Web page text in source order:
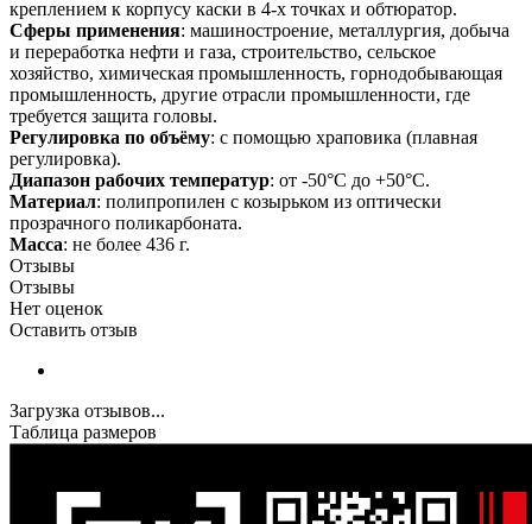
креплением к корпусу каски в 4-х точках и обтюратор.
Сферы применения: машиностроение, металлургия, добыча
и переработка нефти и газа, строительство, сельское
хозяйство, химическая промышленность, горнодобывающая
промышленность, другие отрасли промышленности, где
требуется защита головы.
Регулировка по объёму: с помощью храповика (плавная
регулировка).
Диапазон рабочих температур: от -50°С до +50°С.
Материал: полипропилен с козырьком из оптически
прозрачного поликарбоната.
Масса: не более 436 г.
Отзывы
Отзывы
Нет оценок
Оставить отзыв
Загрузка отзывов...
Таблица размеров